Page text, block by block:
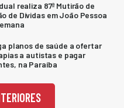
realiza 87ª Mutirão de
de Dívidas em João Pessoa
planos de saúde a ofertar
a autistas e pagar
na Paraíba